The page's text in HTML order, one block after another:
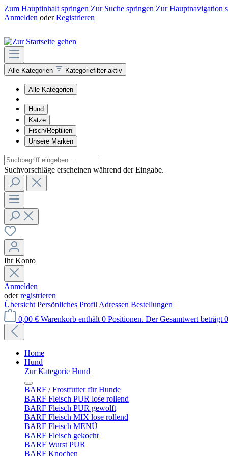
Zum Hauptinhalt springen Zur Suche springen Zur Hauptnavigation
Anmelden oder Registrieren
Alle Kategorien Kategoriefilter aktiv
Alle Kategorien
Hund
Katze
Fisch/Reptilien
Unsere Marken
Suchvorschläge erscheinen während der Eingabe.
Ihr Konto
Anmelden
oderregistrieren
Übersicht Persönliches Profil Adressen Bestellungen
0,00 € Warenkorb enthält 0 Positionen. Der Gesamtwert beträgt
Home
Hund
Zur Kategorie Hund
BARF / Frostfutter für Hunde
BARF Fleisch PUR lose rollend
BARF Fleisch PUR gewolft
BARF Fleisch MIX lose rollend
BARF Fleisch MENÜ
BARF Fleisch gekocht
BARF Wurst PUR
BARF Knochen